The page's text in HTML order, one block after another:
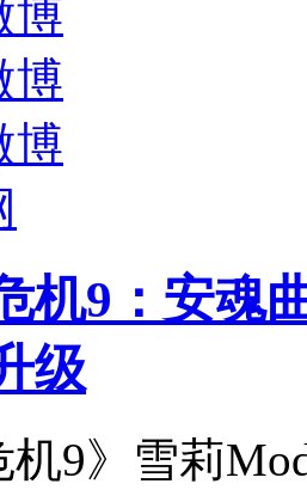
博
博
博
机9：安魂
级
机9》雪莉